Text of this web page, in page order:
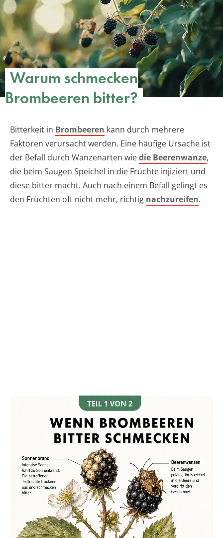
Warum schmecken
Brombeeren bitter?
Bitterkeit in Brombeeren kann durch mehrere
Faktoren verursacht werden. Eine häufige Ursache ist
der Befall durch Wanzenarten wiedie Beerenwanze,
die beim Saugen Speichel in die Früchte injiziert und
diese bitter macht. Auch nach einem Befall gelingt es
den Früchten oft nicht mehr, richtig nachzureifen.